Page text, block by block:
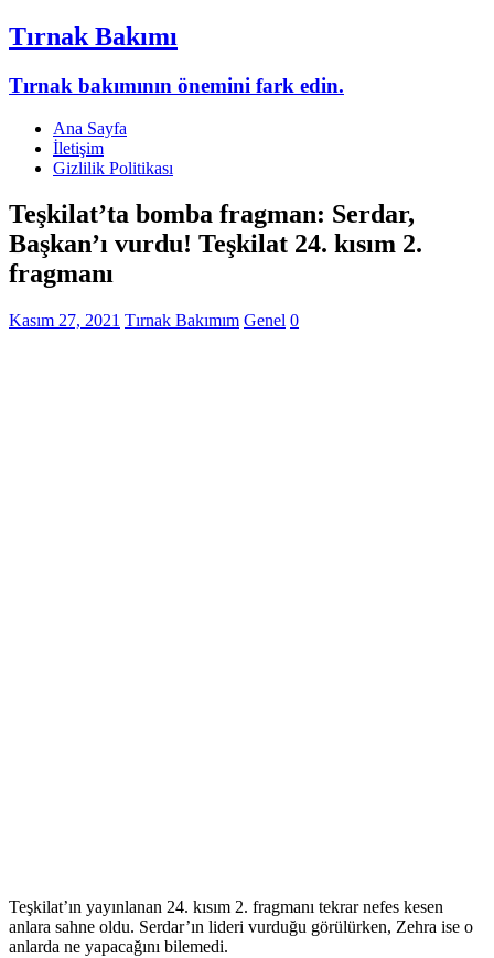
Tırnak Bakımı
Tırnak bakımının önemini fark edin.
Ana Sayfa
İletişim
Gizlilik Politikası
Teşkilat’ta bomba fragman: Serdar,
Başkan’ı vurdu! Teşkilat 24. kısım 2.
fragmanı
Kasım 27, 2021 Tırnak Bakımım Genel 0
Teşkilat’ın yayınlanan 24. kısım 2. fragmanı tekrar nefes kesen
anlara sahne oldu. Serdar’ın lideri vurduğu görülürken, Zehra ise o
anlarda ne yapacağını bilemedi.